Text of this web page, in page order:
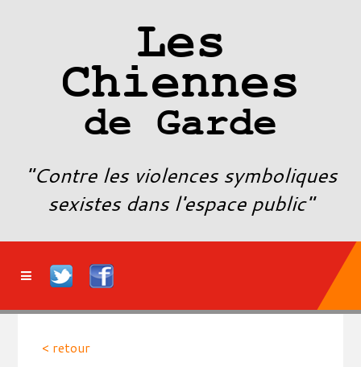
Les
Chiennes
de Garde
"Contre les violences symboliques
sexistes dans l'espace public"
< retour